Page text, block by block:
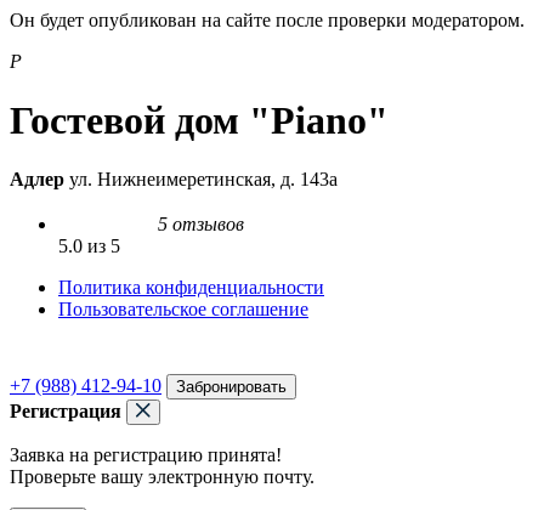
Он будет опубликован на сайте после проверки модератором.
P
Гостевой дом "Piano"
Адлер ул. Нижнеимеретинская, д. 143а
5 отзывов
5.0 из 5
Политика конфиденциальности
Пользовательское соглашение
+7 (988) 412-94-10 Забронировать
Регистрация
Заявка на регистрацию принята!
Проверьте вашу электронную почту.